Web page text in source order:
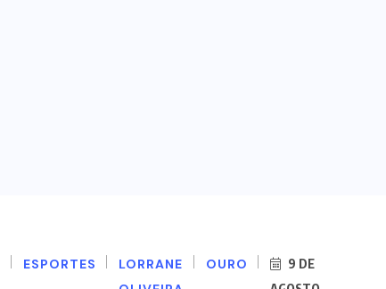
ESPORTES
LORRANE
OURO
9 DE